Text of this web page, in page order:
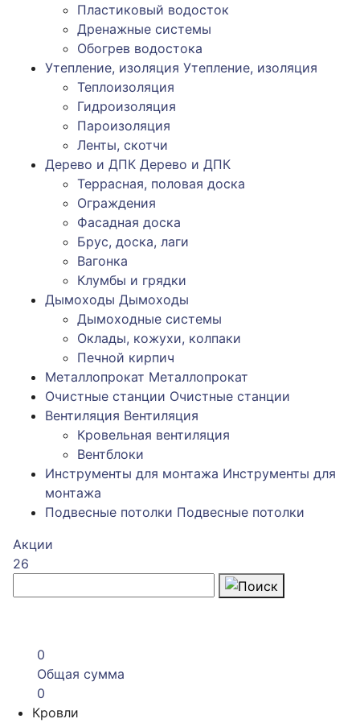
Пластиковый водосток
Дренажные системы
Обогрев водостока
Утепление, изоляция Утепление, изоляция
Теплоизоляция
Гидроизоляция
Пароизоляция
Ленты, скотчи
Дерево и ДПК Дерево и ДПК
Террасная, половая доска
Ограждения
Фасадная доска
Брус, доска, лаги
Вагонка
Клумбы и грядки
Дымоходы Дымоходы
Дымоходные системы
Оклады, кожухи, колпаки
Печной кирпич
Металлопрокат Металлопрокат
Очистные станции Очистные станции
Вентиляция Вентиляция
Кровельная вентиляция
Вентблоки
Инструменты для монтажа Инструменты для
монтажа
Подвесные потолки Подвесные потолки
Акции
26
0
Общая сумма
0
Кровли